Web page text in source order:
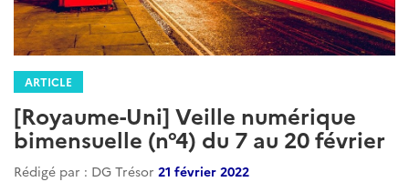
ARTICLE
[Royaume-Uni] Veille numérique
bimensuelle (n°4) du 7 au 20 février
Rédigé par : DG Trésor 21 février 2022